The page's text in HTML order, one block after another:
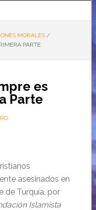
MORALES /
PARTE
es
Parte
asesinados en
de Turquía, por
Islamista